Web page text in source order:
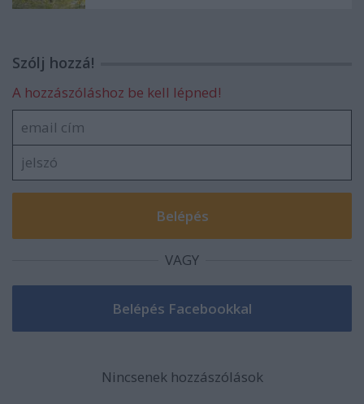
Szólj hozzá!
A hozzászóláshoz be kell lépned!
VAGY
Nincsenek hozzászólások